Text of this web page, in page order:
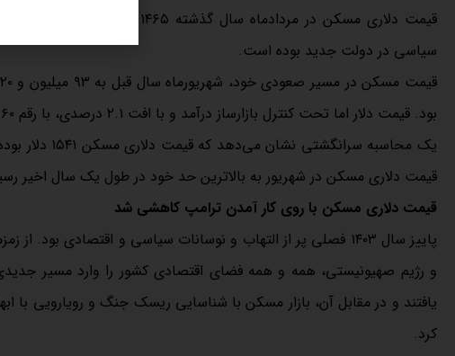
سیاسی در دولت جدید بوده است.
بود. قیمت دلار اما تحت کنترل بازارساز درآمد و با افت ۲.۱ درصدی، با رقم ۶۰ هزار و ۷۰۰ تومان معامله می‌شد.
قیمت دلاری مسکن در شهریور به بالاترین حد خود در طول یک سال اخیر
قیمت دلاری مسکن با روی کار آمدن ترامپ کاهشی شد
پاییز سال ۱۴۰۳ فصلی پر از التهاب و نوسانات سیاسی و اقتصادی
و رژيم صهیونیستی، همه و همه فضای اقتصادی کشور را وارد مسیر
یافتند و در مقابل آن، بازار مسکن با شناسایی ریسک جنگ و رویارویی با
کرد.